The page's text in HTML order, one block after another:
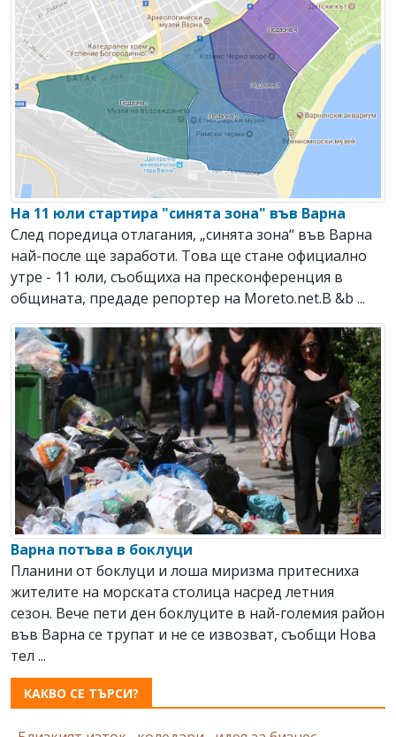
На 11 юли стартира "синята зона" във Варна
След поредица отлагания, „синята зона“ във Варна
най-после ще заработи. Това ще стане официално
утре - 11 юли, съобщиха на пресконференция в
общината, предаде репортер на Moreto.net.В &b ...
Варна потъва в боклуци
Планини от боклуци и лоша миризма притесниха
жителите на морската столица насред летния
сезон. Вече пети ден боклуците в най-големия район
във Варна се трупат и не се извозват, съобщи Нова
тел ...
КАКВО СЕ ТЪРСИ?